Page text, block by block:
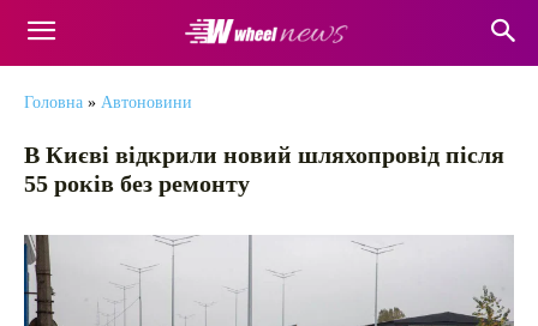
Головна » Автоновини
В Києві відкрили новий шляхопровід після
55 років без ремонту